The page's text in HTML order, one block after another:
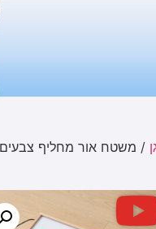
/ משטח אור מחליף צבעים